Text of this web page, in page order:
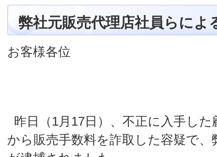
弊社元販売代理店社員らによ
お客様各位
昨日（1月17日）、不正に入手し
から販売手数料を詐取した容疑で、